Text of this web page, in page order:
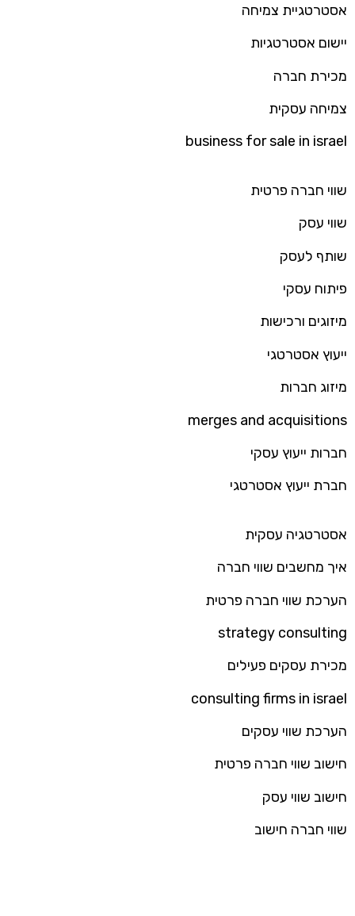
אסטרטגיית צמיחה
יישום אסטרטגיות
מכירת חברה
צמיחה עסקית
business for sale in israel
שווי חברה פרטית
שווי עסק
שותף לעסק
פיתוח עסקי
מיזוגים ורכישות
ייעוץ אסטרטגי
מיזוג חברות
merges and acquisitions
חברות ייעוץ עסקי
חברת ייעוץ אסטרטגי
אסטרטגיה עסקית
איך מחשבים שווי חברה
הערכת שווי חברה פרטית
strategy consulting
מכירת עסקים פעילים
consulting firms in israel
הערכת שווי עסקים
חישוב שווי חברה פרטית
חישוב שווי עסק
שווי חברה חישוב